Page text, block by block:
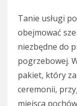
Tanie usługi
obejmować
niezbędne do
pogrzebowej.
pakiet, który
ceremonii,
miejsca